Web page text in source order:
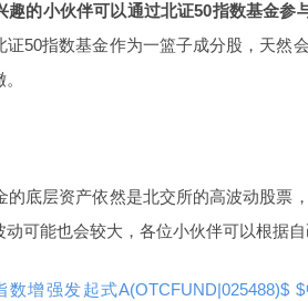
趣的小伙伴可以通过北证50指数基金参
证50指数基金作为一篮子成分股，天然
的底层资产依然是北交所的高波动股票
可能也会较大，各位小伙伴可以根据自
增强发起式A(OTCFUND|025488)$